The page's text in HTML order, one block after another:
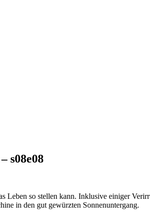
s08e08
so stellen kann. Inklusive einiger
in den gut gewürzten Sonnenuntergang.